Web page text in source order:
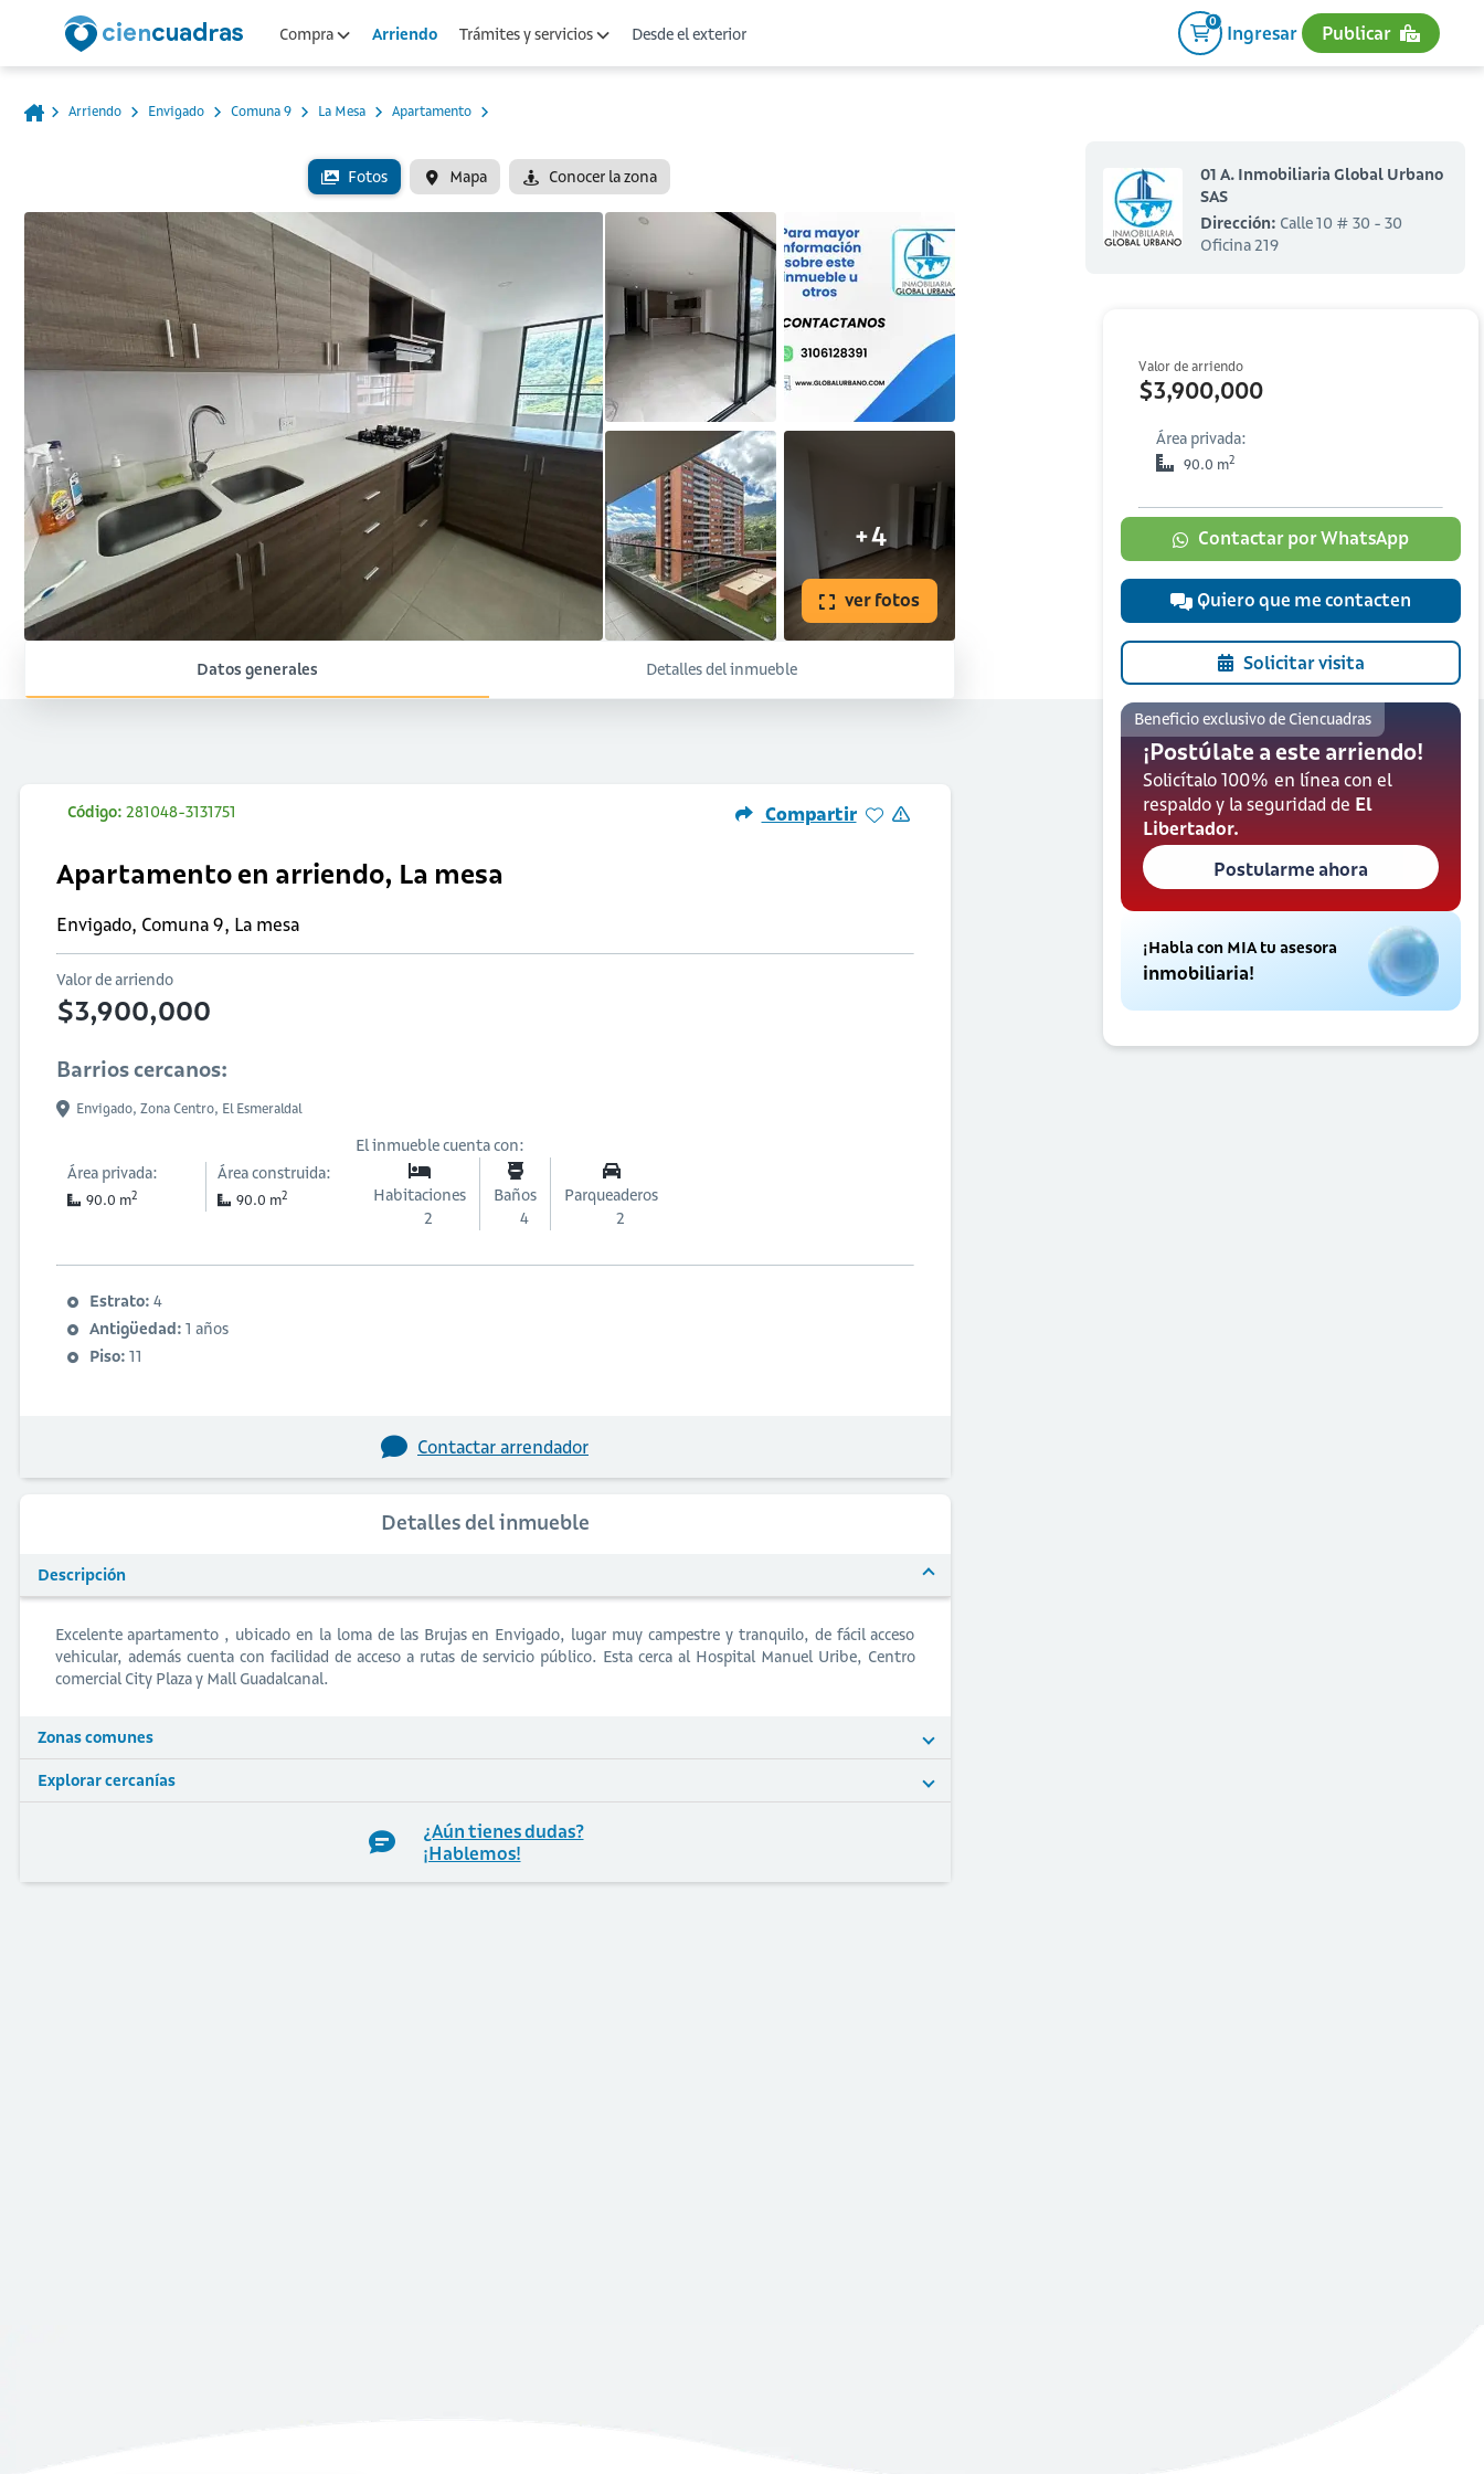
Compra Arriendo Trámites y servicios Desde el exterior
0
Ingresar Publicar
Arriendo Envigado Comuna 9 La Mesa Apartamento
Fotos Mapa Conocer la zona
+4
ver fotos
01 A. Inmobiliaria Global Urbano
SAS
Dirección: Calle 10 # 30 - 30
Oficina 219
Valor de arriendo
$3,900,000
Área privada:
90.0 m2
Contactar por WhatsApp
Quiero que me contacten
Solicitar visita
Beneficio exclusivo de Ciencuadras
¡Postúlate a este arriendo!
Solicítalo 100% en línea con el
respaldo y la seguridad de El
Libertador.
Postularme ahora
¡Habla con MIA tu asesora
inmobiliaria!
Datos generales Detalles del inmueble
Código: 281048-3131751 Compartir
Apartamento en arriendo, La mesa
Envigado, Comuna 9, La mesa
Valor de arriendo
$3,900,000
Barrios cercanos:
Envigado, Zona Centro, El Esmeraldal
Área privada:
90.0 m2
Área construida:
90.0 m2
El inmueble cuenta con:
Habitaciones
2
Baños
4
Parqueaderos
2
Estrato: 4
Antigüedad: 1 años
Piso: 11
Contactar arrendador
Detalles del inmueble
Descripción
Excelente apartamento , ubicado en la loma de las Brujas en Envigado, lugar muy campestre y tranquilo, de fácil acceso
vehicular, además cuenta con facilidad de acceso a rutas de servicio público. Esta cerca al Hospital Manuel Uribe, Centro
comercial City Plaza y Mall Guadalcanal.
Zonas comunes
Explorar cercanías
¿Aún tienes dudas?
¡Hablemos!